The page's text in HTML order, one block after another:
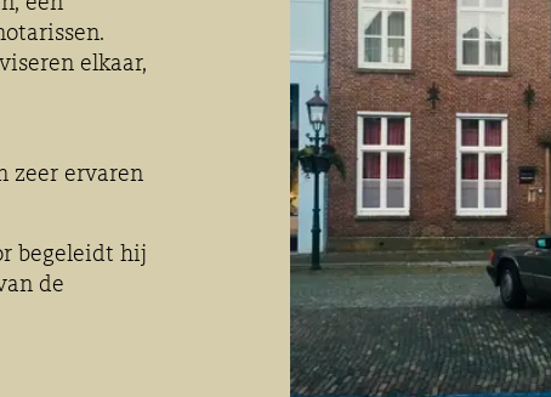
elkaar,
zeer ervaren
begeleidt hij
de